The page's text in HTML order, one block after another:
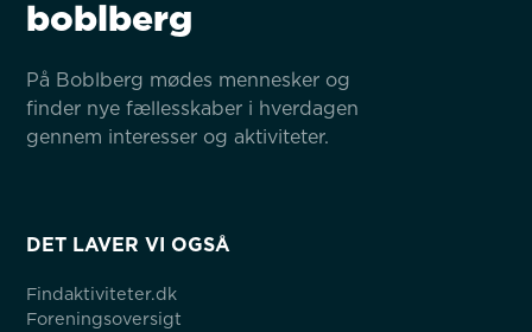
boblberg
På Boblberg mødes mennesker og
finder nye fællesskaber i hverdagen
gennem interesser og aktiviteter.
DET LAVER VI OGSÅ
Findaktiviteter.dk
Foreningsoversigt